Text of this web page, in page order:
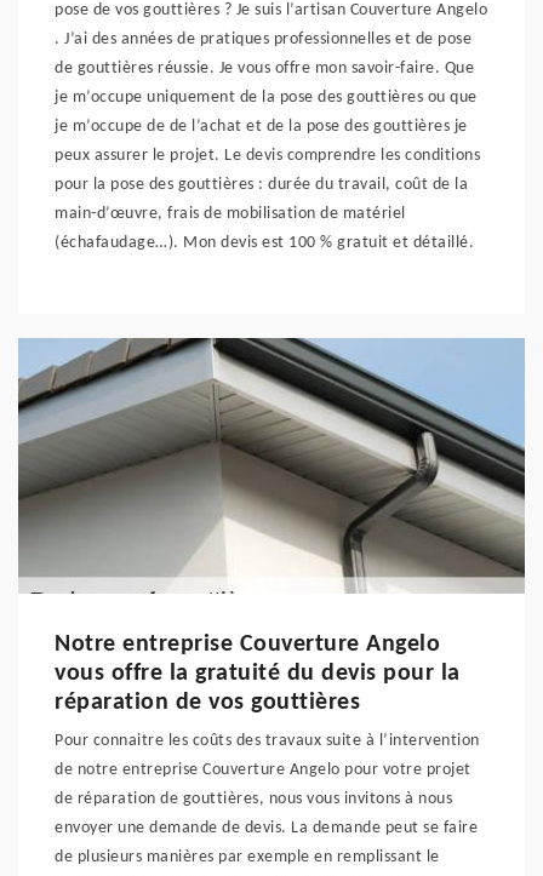
pose de vos gouttières ? Je suis l’artisan Couverture Angelo
. J’ai des années de pratiques professionnelles et de pose
de gouttières réussie. Je vous offre mon savoir-faire. Que
je m’occupe uniquement de la pose des gouttières ou que
je m’occupe de de l’achat et de la pose des gouttières je
peux assurer le projet. Le devis comprendre les conditions
pour la pose des gouttières : durée du travail, coût de la
main-d’œuvre, frais de mobilisation de matériel
(échafaudage…). Mon devis est 100 % gratuit et détaillé.
Notre entreprise Couverture Angelo
vous offre la gratuité du devis pour la
réparation de vos gouttières
Pour connaitre les coûts des travaux suite à l’intervention
de notre entreprise Couverture Angelo pour votre projet
de réparation de gouttières, nous vous invitons à nous
envoyer une demande de devis. La demande peut se faire
de plusieurs manières par exemple en remplissant le